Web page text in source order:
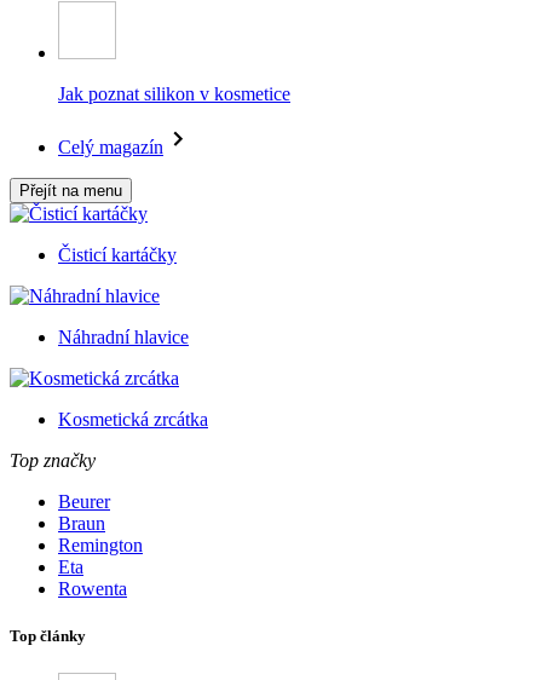
Jak poznat silikon v kosmetice
Celý magazín
Přejít na menu
Čisticí kartáčky
Náhradní hlavice
Kosmetická zrcátka
Top značky
Beurer
Braun
Remington
Eta
Rowenta
Top články